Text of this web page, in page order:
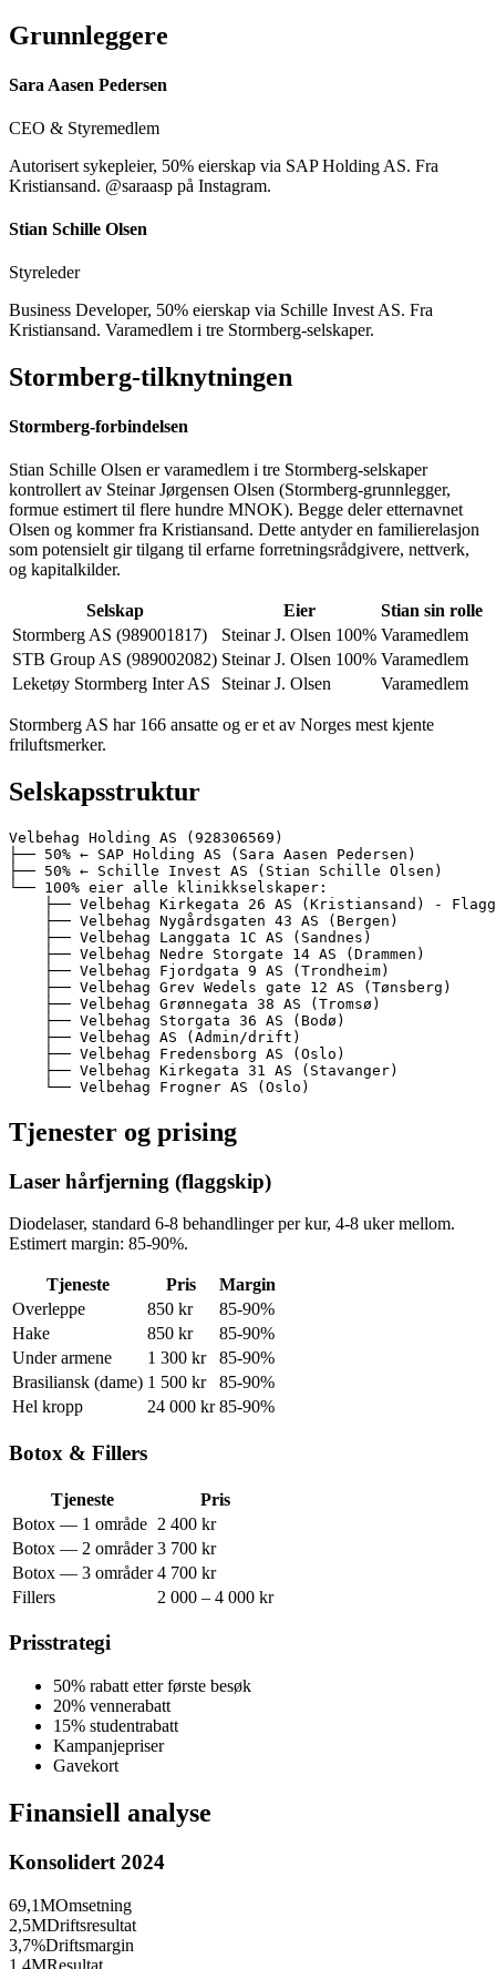
Grunnleggere
Sara Aasen Pedersen
CEO & Styremedlem
Autorisert sykepleier, 50% eierskap via SAP Holding AS. Fra
Kristiansand. @saraasp på Instagram.
Stian Schille Olsen
Styreleder
Business Developer, 50% eierskap via Schille Invest AS. Fra
Kristiansand. Varamedlem i tre Stormberg-selskaper.
Stormberg-tilknytningen
Stormberg-forbindelsen
Stian Schille Olsen er varamedlem i tre Stormberg-selskaper
kontrollert av Steinar Jørgensen Olsen (Stormberg-grunnlegger,
formue estimert til flere hundre MNOK). Begge deler etternavnet
Olsen og kommer fra Kristiansand. Dette antyder en familierelasjon
som potensielt gir tilgang til erfarne forretningsrådgivere, nettverk,
og kapitalkilder.
Selskap Eier
Stian sin rolle
Stormberg AS (989001817)
Steinar J. Olsen 100% Varamedlem
STB Group AS (989002082) Steinar J. Olsen 100% Varamedlem
Leketøy Stormberg Inter AS
Steinar J. Olsen Varamedlem
Stormberg AS har 166 ansatte og er et av Norges mest kjente
friluftsmerker.
Selskapsstruktur
Velbehag Holding AS (928306569)
├── 50% ← SAP Holding AS (Sara Aasen Pedersen)
├── 50% ← Schille Invest AS (Stian Schille Olsen)
└── 100% eier alle klinikkselskaper:
├── Velbehag Kirkegata 26 AS (Kristiansand) -
    ├── Velbehag Nygårdsgaten 43 AS (Bergen)
    ├── Velbehag Langgata 1C AS (Sandnes)
    ├── Velbehag Nedre Storgate 14 AS (Drammen)
    ├── Velbehag Fjordgata 9 AS (Trondheim)
    ├── Velbehag Grev Wedels gate 12 AS (Tønsberg)
    ├── Velbehag Grønnegata 38 AS (Tromsø)
    ├── Velbehag Storgata 36 AS (Bodø)
    ├── Velbehag AS (Admin/drift)
    ├── Velbehag Fredensborg AS (Oslo)
    ├── Velbehag Kirkegata 31 AS (Stavanger)
    └── Velbehag Frogner AS (Oslo)
Tjenester og prising
Laser hårfjerning (flaggskip)
Diodelaser, standard 6-8 behandlinger per kur, 4-8 uker mellom.
Estimert margin: 85-90%.
Tjeneste Pris
Margin
Overleppe
850 kr
85-90%
Hake
850 kr
85-90%
Under armene
1 300 kr
85-90%
Brasiliansk (dame) 1 500 kr
85-90%
Hel kropp
24 000 kr 85-90%
Botox & Fillers
Tjeneste
Pris
Botox — 1 område 2 400 kr
Botox — 2 områder 3 700 kr
Botox — 3 områder 4 700 kr
Fillers
2 000 – 4 000 kr
Prisstrategi
50% rabatt etter første besøk
20% vennerabatt
15% studentrabatt
Kampanjepriser
Gavekort
Finansiell analyse
Konsolidert 2024
69,1MOmsetning
2,5MDriftsresultat
3,7%Driftsmargin
1,4MResultat